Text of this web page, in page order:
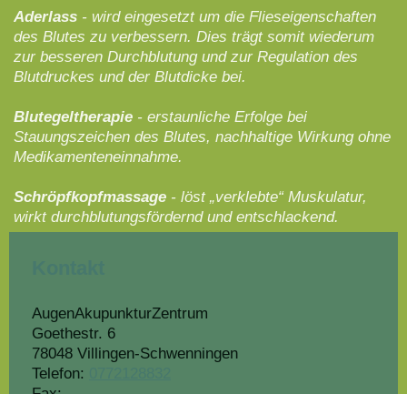
Aderlass - wird eingesetzt um die Flieseigenschaften
des Blutes zu verbessern. Dies trägt somit wiederum
zur besseren Durchblutung und zur Regulation des
Blutdruckes und der Blutdicke bei.
Blutegeltherapie - erstaunliche Erfolge bei
Stauungszeichen des Blutes, nachhaltige Wirkung ohne
Medikamenteneinnahme.
Schröpfkopfmassage - löst „verklebte“ Muskulatur,
wirkt durchblutungsfördernd und entschlackend.
AugenAkupunkturZentrum
Goethestr. 6
78048 Villingen-Schwenningen
Telefon: